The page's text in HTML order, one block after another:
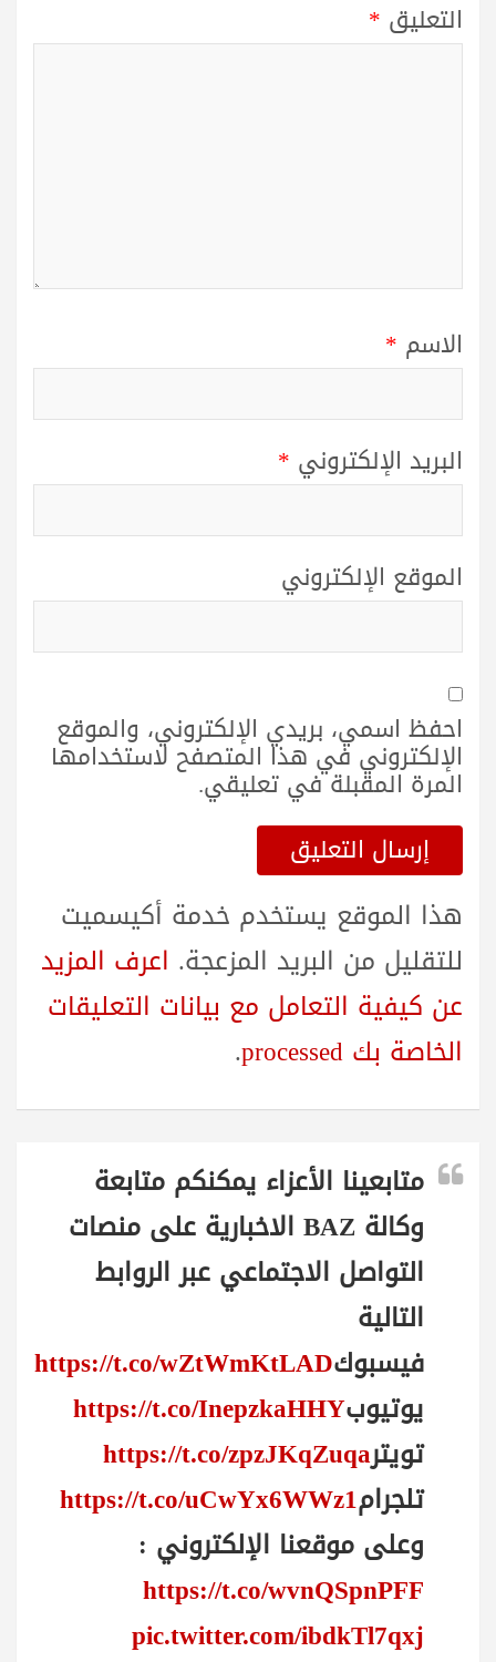
التعليق *
الاسم *
البريد الإلكتروني *
الموقع الإلكتروني
احفظ اسمي، بريدي الإلكتروني، والموقع
الإلكتروني في هذا المتصفح لاستخدامها
المرة المقبلة في تعليقي.
هذا الموقع يستخدم خدمة أكيسميت
للتقليل من البريد المزعجة. اعرف المزيد
عن كيفية التعامل مع بيانات التعليقات
الخاصة بك processed
.
متابعينا الأعزاء يمكنكم متابعة
وكالة BAZ الاخبارية على منصات
التواصل الاجتماعي عبر الروابط
التالية
فيسبوكhttps://t.co/wZtWmKtLAD
يوتيوبhttps://t.co/InepzkaHHY
تويترhttps://t.co/zpzJKqZuqa
تلجرامhttps://t.co/uCwYx6WWz1
وعلى موقعنا الإلكتروني :
https://t.co/wvnQSpnPFF
pic.twitter.com/ibdkTl7qxj